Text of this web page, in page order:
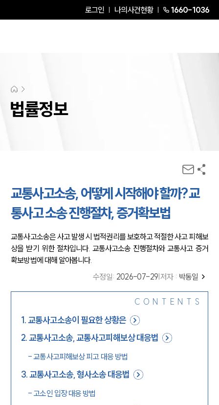
로그인 나의사건현황 1660-1036
법률정보
교통사고소송, 어떻게 시작해야 할까? 교
통사고 소송 진행절차, 증거확보법
교통사고소송은 사고 발생 시 법적권리를 보호하고 적절한 사고 피해보
상을 받기 위한 절차입니다. 교통사고소송 진행절차와 교통사고 증거
확보방법에 대해 알아봅니다.
수정일: 2026-07-29 저자 : 박동일
CONTENTS
1.교통사고소송이 필요한 상황은
2.교통사고소송, 교통사고피해보상 대응법
-교통사고피해보상 피고 대응 방법
3.교통사고소송, 형사소송 대응법
-고소인 입장 대응 방법